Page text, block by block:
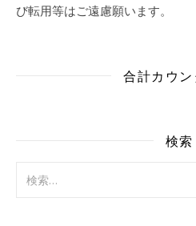
び転用等はご遠慮願います。
合計カウン
検索